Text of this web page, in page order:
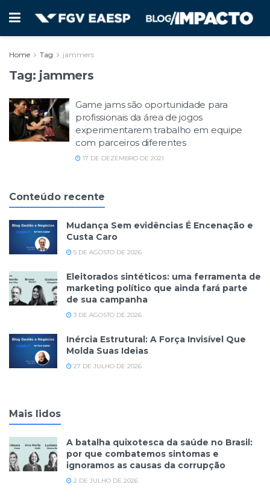
Home Tag jammers
Tag: jammers
Game jams são oportunidade para
profissionais da área de jogos
experimentarem trabalho em equipe
com parceiros diferentes
17 DE DEZEMBRO DE 2021
Conteúdo recente
Mudança Sem evidências É Encenação e
Custa Caro
5 DE AGOSTO DE 2026
Eleitorados sintéticos: uma ferramenta de
marketing político que ainda fará parte
de sua campanha
3 DE AGOSTO DE 2026
Inércia Estrutural: A Força Invisível Que
Molda Suas Ideias
27 DE JULHO DE 2026
Mais lidos
A batalha quixotesca da saúde no Brasil:
por que combatemos sintomas e
ignoramos as causas da corrupção
2 DE JULHO DE 2026